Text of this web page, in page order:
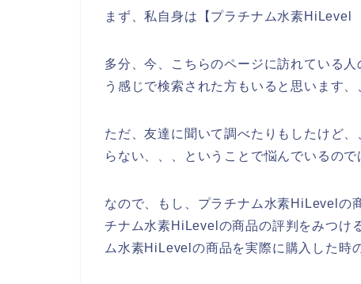
まず、私自身は【プラチナム水素HiLevel
多分、今、こちらのページに訪れている
う感じで検索された方もいると思います、
ただ、友達に聞いて調べたりもしたけど
らない、、、ということで悩んでいるので
なので、もし、プラチナム水素HiLevelの
チナム水素HiLevelの商品の評判をみつけ
ム水素HiLevelの商品を実際に購入した時